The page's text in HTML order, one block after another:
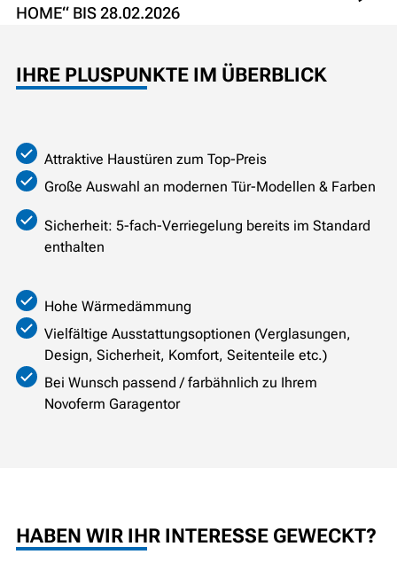
HOME“ BIS 28.02.2026
IHRE PLUSPUNKTE IM ÜBERBLICK
Attraktive Haustüren zum Top-Preis
Große Auswahl an modernen Tür-Modellen & Farben
Sicherheit: 5-fach-Verriegelung bereits im Standard
enthalten
Hohe Wärmedämmung
Vielfältige Ausstattungsoptionen (Verglasungen,
Design, Sicherheit, Komfort, Seitenteile etc.)
Bei Wunsch passend / farbähnlich zu Ihrem
Novoferm Garagentor
HABEN WIR IHR INTERESSE GEWECKT?